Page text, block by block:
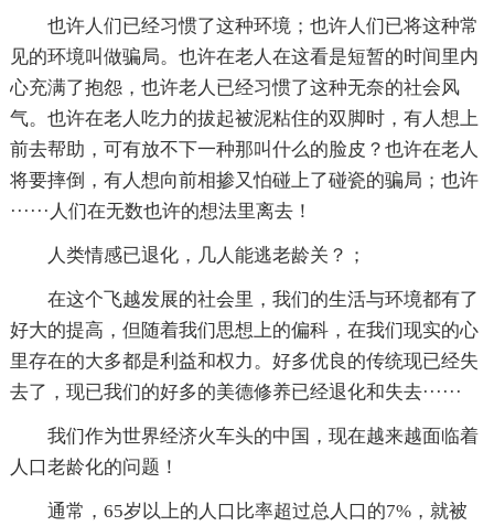
也许人们已经习惯了这种环境；也许人们已将这种常
见的环境叫做骗局。也许在老人在这看是短暂的时间里内
心充满了抱怨，也许老人已经习惯了这种无奈的社会风
气。也许在老人吃力的拔起被泥粘住的双脚时，有人想上
前去帮助，可有放不下一种那叫什么的脸皮？也许在老人
将要摔倒，有人想向前相掺又怕碰上了碰瓷的骗局；也许
······人们在无数也许的想法里离去！
人类情感已退化，几人能逃老龄关？；
在这个飞越发展的社会里，我们的生活与环境都有了
好大的提高，但随着我们思想上的偏科，在我们现实的心
里存在的大多都是利益和权力。好多优良的传统现已经失
去了，现已我们的好多的美德修养已经退化和失去······
我们作为世界经济火车头的中国，现在越来越面临着
人口老龄化的问题！
通常，65岁以上的人口比率超过总人口的7%，就被